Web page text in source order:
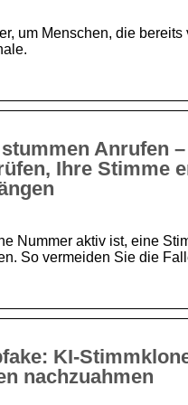
um Menschen, die
Anrufen
Ihre Stimme
Nummer aktiv ist, eine
So vermeiden Sie die
KI-
nachzuahmen